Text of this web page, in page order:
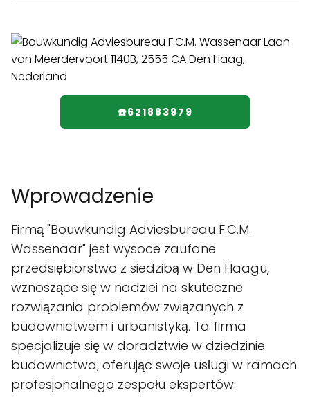
☎️621883979
Wprowadzenie
Firmą "Bouwkundig Adviesbureau F.C.M.
Wassenaar" jest wysoce zaufane
przedsiębiorstwo z siedzibą w Den Haagu,
wznoszące się w nadziei na skuteczne
rozwiązania problemów związanych z
budownictwem i urbanistyką. Ta firma
specjalizuje się w doradztwie w dziedzinie
budownictwa, oferując swoje usługi w ramach
profesjonalnego zespołu ekspertów.